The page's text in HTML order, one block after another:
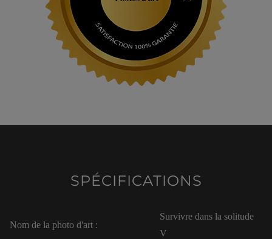
SPÉCIFICATIONS
Nom de la photo d'art :
Survivre dans la solitude
V